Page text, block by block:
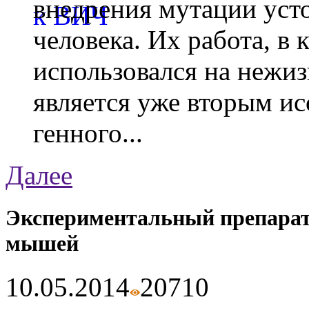
внедрения мутации
человека. Их работа, в
использовался на
является уже вторым
генного...
Далее
Экспериментальный
мышей
10.05.2014 20710